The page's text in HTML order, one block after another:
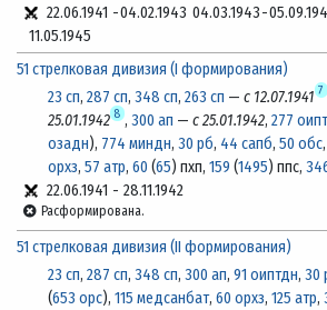
22.06.1941 -04.02.1943 04.03.1943-
11.05.1945
51 стрелковая дивизия (I формирования)
23 сп, 287 сп, 348 сп, 263 сп — с 12.07.1941 7
25.01.1942 8 , 300 ап — с 25.01.1942, 277
озадн), 774 миндн, 30 рб, 44 сапб, 50 обс,
орхз, 57 атр, 60 (65) пхп, 159 (1495) ппс,
22.06.1941 - 28.11.1942
Расформирована.
51 стрелковая дивизия (II формирования)
23 сп, 287 сп, 348 сп, 300 ап, 91 оиптдн, 30
(653 орс), 115 медсанбат, 60 орхз, 125 атр,